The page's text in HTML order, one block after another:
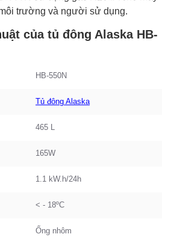
trường và người sử dụng.
của tủ đông Alaska HB-
HB-550N
Tủ đông Alaska
465 L
165W
1.1 kW.h/24h
< - 18ºC
Ống nhôm